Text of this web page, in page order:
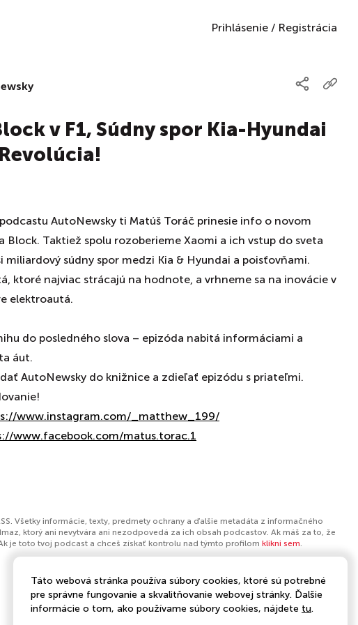
Prihlásenie / Registrácia
v F1, Súdny spor Kia-Hyundai
AutoNewsky ti Matúš Toráč prinesie info o novom
Block. Taktiež spolu rozoberieme Xaomi a ich vstup do sveta
miliardový súdny spor medzi Kia & Hyundai a poisťovňami.
ktoré najviac strácajú na hodnote, a vrhneme sa na inovácie v
elektroautá.
do posledného slova – epizóda nabitá informáciami a
áut.
AutoNewsky do knižnice a zdieľať epizódu s priateľmi.
www.instagram.com/_matthew_199/⁠
www.facebook.com/matus.torac.1
Všetky informácie, texty, predmety ochrany a ďalšie metadáta z informačného
ktorý ani nevytvára ani nezodpovedá za ich obsah podcastov. Ak máš za to, že
je toto tvoj podcast a chceš získať kontrolu nad týmto profilom klikni sem.
Táto webová stránka používa súbory cookies, ktoré sú potrebné
pre správne fungovanie a skvalitňovanie webovej stránky. Ďalšie
informácie o tom, ako používame súbory cookies, nájdete tu.